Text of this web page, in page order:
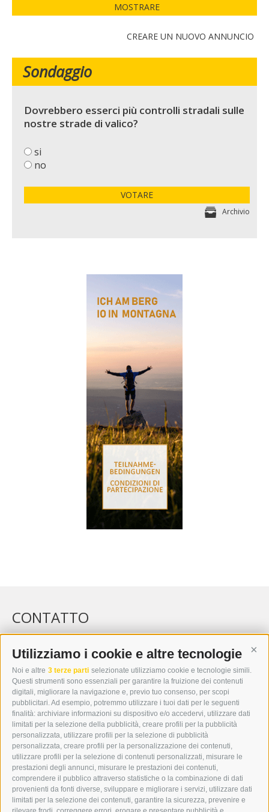
Utilizziamo i cookie e altre tecnologie
Noi e altre 3 terze parti selezionate utilizziamo cookie e tecnologie simili.
Questi strumenti sono essenziali per garantire la fruizione dei contenuti
digitali, migliorare la navigazione e, previo tuo consenso, per scopi
pubblicitari. Ad esempio, potremmo utilizzare i tuoi dati per le seguenti
finalità: archiviare informazioni su dispositivo e/o accedervi, utilizzare dati
limitati per la selezione della pubblicità, creare profili per la pubblicità
personalizzata, utilizzare profili per la selezione di pubblicità
personalizzata, creare profili per la personalizzazione dei contenuti,
utilizzare profili per la selezione di contenuti personalizzati, misurare le
prestazioni degli annunci, misurare le prestazioni dei contenuti,
comprendere il pubblico attraverso statistiche o la combinazione di dati
provenienti da fonti diverse, sviluppare e migliorare i servizi, utilizzare dati
limitati per la selezione dei contenuti, garantire la sicurezza, prevenire e
MOSTRARE
CREARE UN NUOVO ANNUNCIO
Sondaggio
Dovrebbero esserci più controlli stradali sulle
nostre strade di valico?
si
no
VOTARE
Archivio
CONTATTO
WIPP-MEDIA GMBH
DER ERKER
I-39049 VIPITENO
TEL.: +39 0472 766876
GRAFIK@DERERKER.IT
INFO@DERERKER.IT
BARBARA.FONTANA@DERERKER.IT
ERKER
PUBBLICITÀ NELL’ERKER
PUBBLICITÀ ONLINE
ADDEBITO DIRETTO SEPA